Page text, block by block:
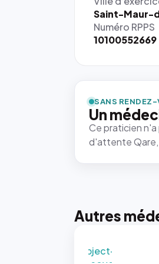
Saint-Maur-
Numéro RPPS
10100552669
SANS
Un
Ce praticien n'a
d'attente Qare,
Autres
rendue par
`.profile-
picture`,
et un
rapport 1:1
qui reste
juste à
photo est
recadrée
`object-